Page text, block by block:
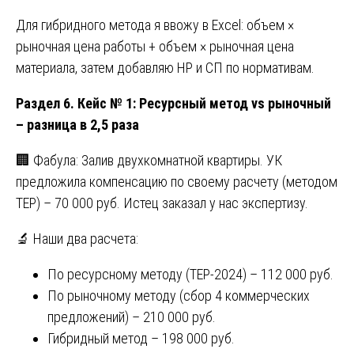
Для гибридного метода я ввожу в Excel: объем ×
рыночная цена работы + объем × рыночная цена
материала, затем добавляю НР и СП по нормативам.
Раздел 6. Кейс № 1: Ресурсный метод vs рыночный
– разница в 2,5 раза
🏢 Фабула: Залив двухкомнатной квартиры. УК
предложила компенсацию по своему расчету (методом
ТЕР) – 70 000 руб. Истец заказал у нас экспертизу.
🔬 Наши два расчета:
По ресурсному методу (ТЕР-2024) – 112 000 руб.
По рыночному методу (сбор 4 коммерческих
предложений) – 210 000 руб.
Гибридный метод – 198 000 руб.